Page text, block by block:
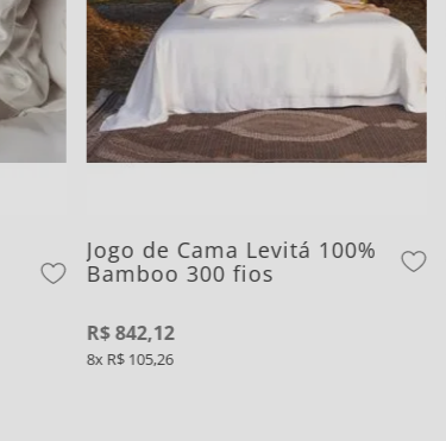
Jogo de Cama Levitá 100%
Bamboo 300 fios
R$842,12
8 R$ 105,26